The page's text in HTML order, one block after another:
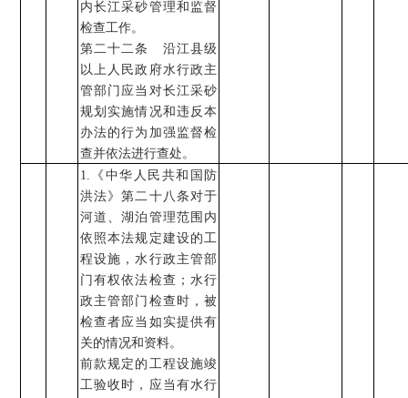
内长江采砂管理和监督
检查工作。
第二十二条 沿江县级
以上人民政府水行政主
管部门应当对长江采砂
规划实施情况和违反本
办法的行为加强监督检
查并依法进行查处。
1. 《 中华人民共和国防
洪法》第二十八条对于
河道、湖泊管理范围内
依照本法规定建设的工
程设施，水行政主管部
门有权依法检查；水行
政主管部门检查时，被
检查者应当如实提供有
关的情况和资料。
前款规定的工程设施竣
工验收时，应当有水行